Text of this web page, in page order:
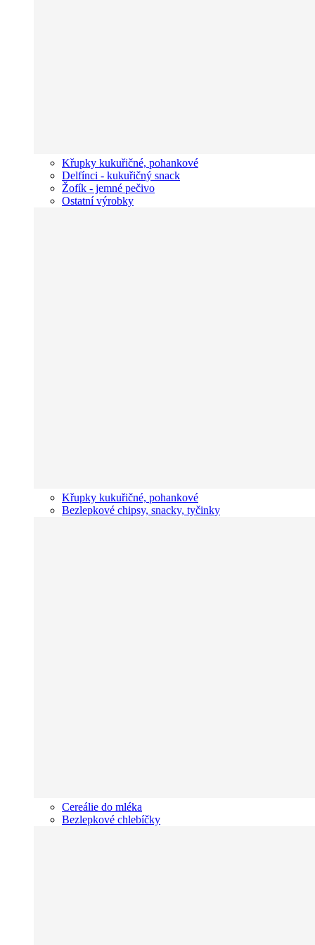
Křupky kukuřičné, pohankové
Delfínci - kukuřičný snack
Žofík - jemné pečivo
Ostatní výrobky
Křupky kukuřičné, pohankové
Bezlepkové chipsy, snacky, tyčinky
Cereálie do mléka
Bezlepkové chlebíčky